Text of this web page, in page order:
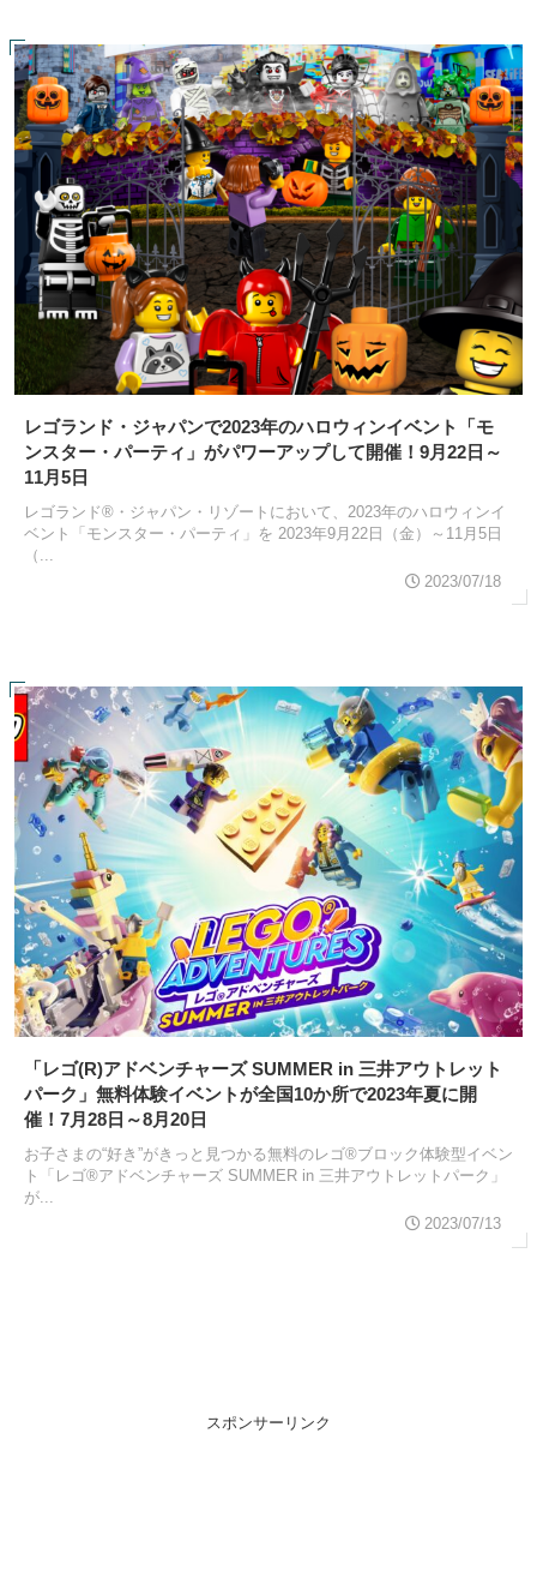
レゴランド・ジャパンで2023年のハロウィンイベント「モ
ンスター・パーティ」がパワーアップして開催！9月22日～
11月5日
レゴランド®・ジャパン・リゾートにおいて、2023年のハロウィンイ
ベント「モンスター・パーティ」を 2023年9月22日（金）～11月5日
（...
2023/07/18
「レゴ(R)アドベンチャーズ SUMMER in 三井アウトレット
パーク」無料体験イベントが全国10か所で2023年夏に開
催！7月28日～8月20日
お子さまの“好き”がきっと見つかる無料のレゴ®ブロック体験型イベン
ト「レゴ®アドベンチャーズ SUMMER in 三井アウトレットパーク」
が...
2023/07/13
スポンサーリンク